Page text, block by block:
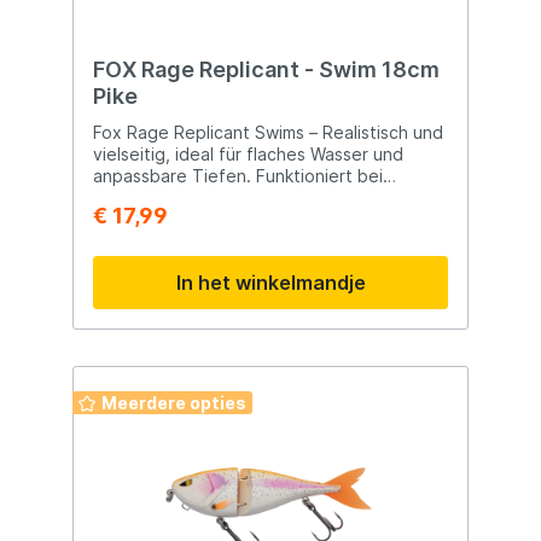
FOX Rage Replicant - Swim 18cm
Pike
Fox Rage Replicant Swims – Realistisch und
vielseitig, ideal für flaches Wasser und
anpassbare Tiefen. Funktioniert bei
Realistisches Hardbody-Design für
lebensechtes Schwimmverhalten Ideal für
flaches und tiefes Wasser durch
Zusatzgewicht Robuste Bauweise,
widerstandsfähig gegen aggressive Bisse
Haken und Ersatz-Softtail
€ 17,99
In het winkelmandje
Meerdere opties